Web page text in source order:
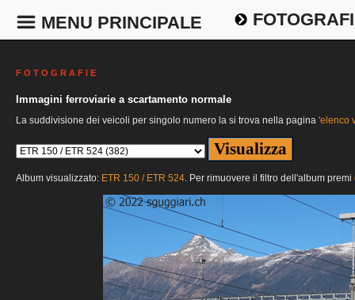
MENU PRINCIPALE
F O T O G R A F I E
Immagini ferroviarie a scartamento normale
La suddivisione dei veicoli per singolo numero la si trova nella pagina 'elenco
Album visualizzato: ETR 150 / ETR 524. Per rimuovere il filtro dell'album premi